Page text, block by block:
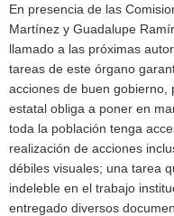
En presencia de las
Martínez y Guadalupe
llamado a las próximas
tareas de este órgano
acciones de buen gobierno,
estatal obliga a poner en
toda la población tenga
realización de acciones
débiles visuales; una tarea
indeleble en el trabajo
entregado diversos